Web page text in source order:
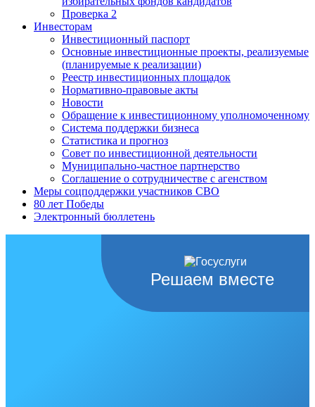
Проверка 2
Инвесторам
Инвестиционный паспорт
Основные инвестиционные проекты, реализуемые
(планируемые к реализации)
Реестр инвестиционных площадок
Нормативно-правовые акты
Новости
Обращение к инвестиционному уполномоченному
Система поддержки бизнеса
Статистика и прогноз
Совет по инвестиционной деятельности
Муниципально-частное партнерство
Соглашение о сотрудничестве с агенством
Меры соцподдержки участников СВО
80 лет Победы
Электронный бюллетень
Решаем вместе